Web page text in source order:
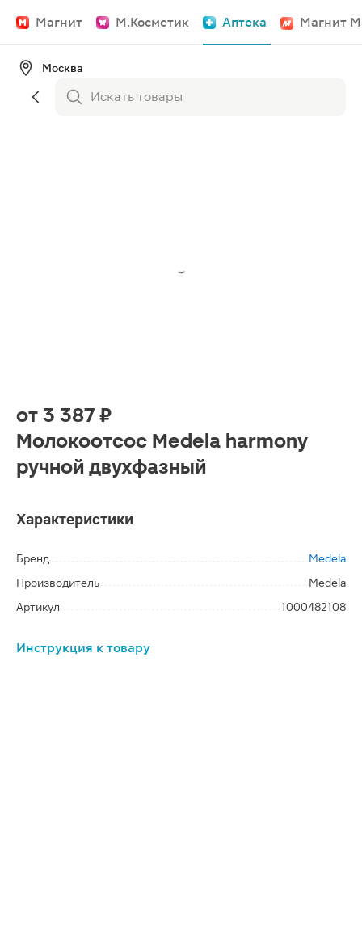
Магнит М.Косметик Аптека Магнит
Москва
от 3 387 ₽
Молокоотсос Medela harmony
ручной двухфазный
Характеристики
Бренд
Medela
Производитель
Medela
Артикул
1000482108
Инструкция к товару